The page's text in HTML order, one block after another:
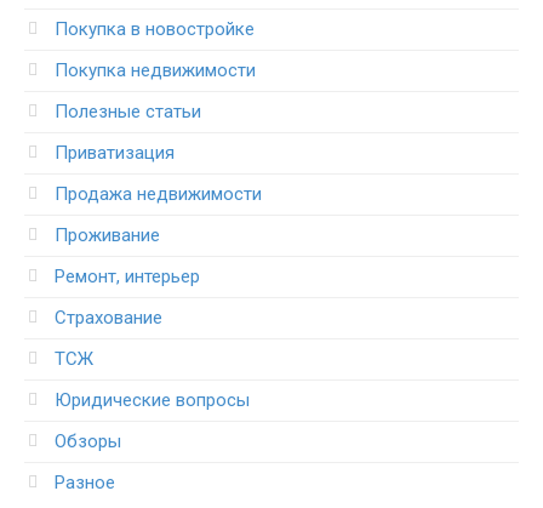
Покупка в новостройке
Покупка недвижимости
Полезные статьи
Приватизация
Продажа недвижимости
Проживание
Ремонт, интерьер
Страхование
ТСЖ
Юридические вопросы
Обзоры
Разное